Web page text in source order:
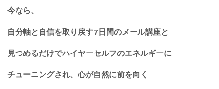
今なら、
自分軸と自信を取り戻す7日間のメール講座と
見つめるだけでハイヤーセルフのエネルギーに
チューニングされ、心が自然に前を向く